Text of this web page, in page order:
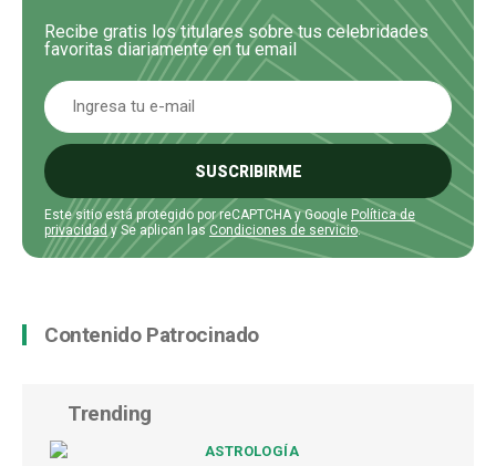
Recibe gratis los titulares sobre tus celebridades
favoritas diariamente en tu email
SUSCRIBIRME
Este sitio está protegido por reCAPTCHA y Google Política de
privacidad y Se aplican lasCondiciones de servicio.
Contenido Patrocinado
Trending
ASTROLOGÍA